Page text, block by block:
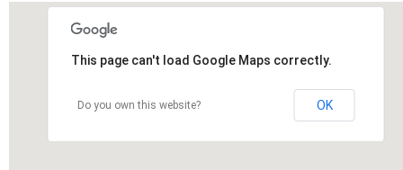
This page can't load Google Maps correctly.
Do you own this website? OK